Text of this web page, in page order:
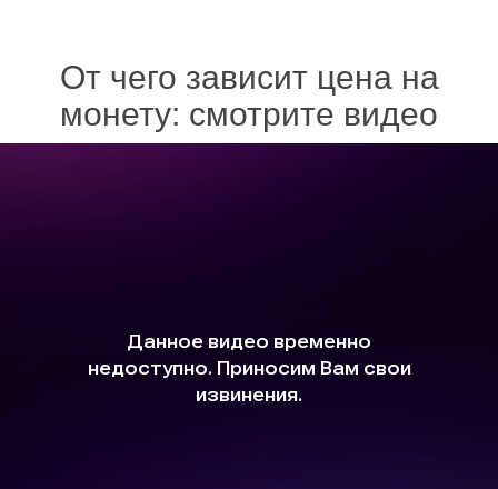
От чего зависит цена на
монету: смотрите видео